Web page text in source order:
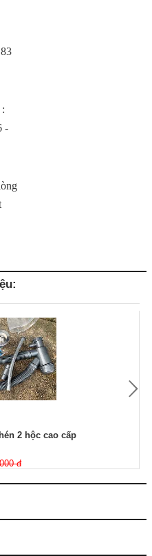
-
2 hộc cao cấp
đ